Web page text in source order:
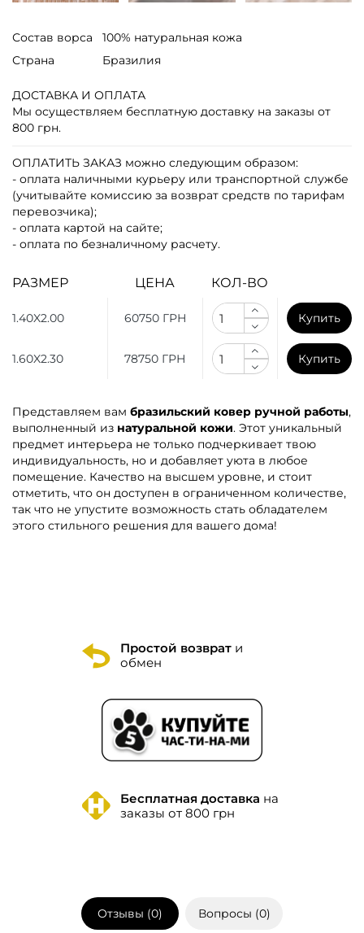
Состав ворса
100% натуральная кожа
Страна
Бразилия
ДОСТАВКА И ОПЛАТА
Мы осуществляем бесплатную доставку на заказы от
800 грн.
ОПЛАТИТЬ ЗАКАЗ можно следующим образом:
- оплата наличными курьеру или транспортной службе
(учитывайте комиссию за возврат средств по тарифам
перевозчика);
- оплата картой на сайте;
- оплата по безналичному расчету.
РАЗМЕР ЦЕНА КОЛ-ВО
1.40X2.00 60750 ГРН Купить
1.60X2.30 78750 ГРН Купить
Представляем вам бразильский ковер ручной работы,
выполненный из натуральной кожи. Этот уникальный
предмет интерьера не только подчеркивает твою
индивидуальность, но и добавляет уюта в любое
помещение. Качество на высшем уровне, и стоит
отметить, что он доступен в ограниченном количестве,
так что не упустите возможность стать обладателем
этого стильного решения для вашего дома!
Простой возврати
обмен
Бесплатная доставка на
заказы от 800 грн
Отзывы (0) Вопросы (0)